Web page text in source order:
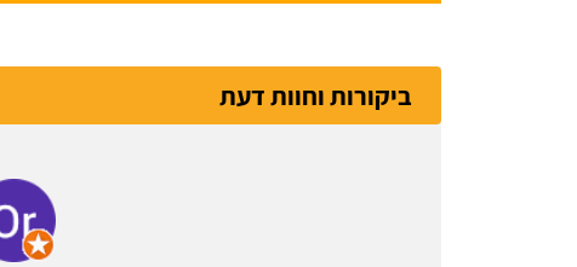
ביקורות וחוות דעת